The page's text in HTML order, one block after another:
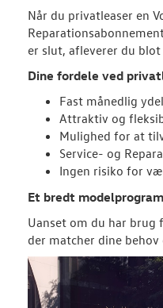
Når du privatleaser en
er slut, afleverer du
Dine fordele ved
Fast månedlig
Attraktiv og
Mulighed for at
Service- og
Ingen risiko for
Et bredt
Uanset om du har brug
der matcher dine behov